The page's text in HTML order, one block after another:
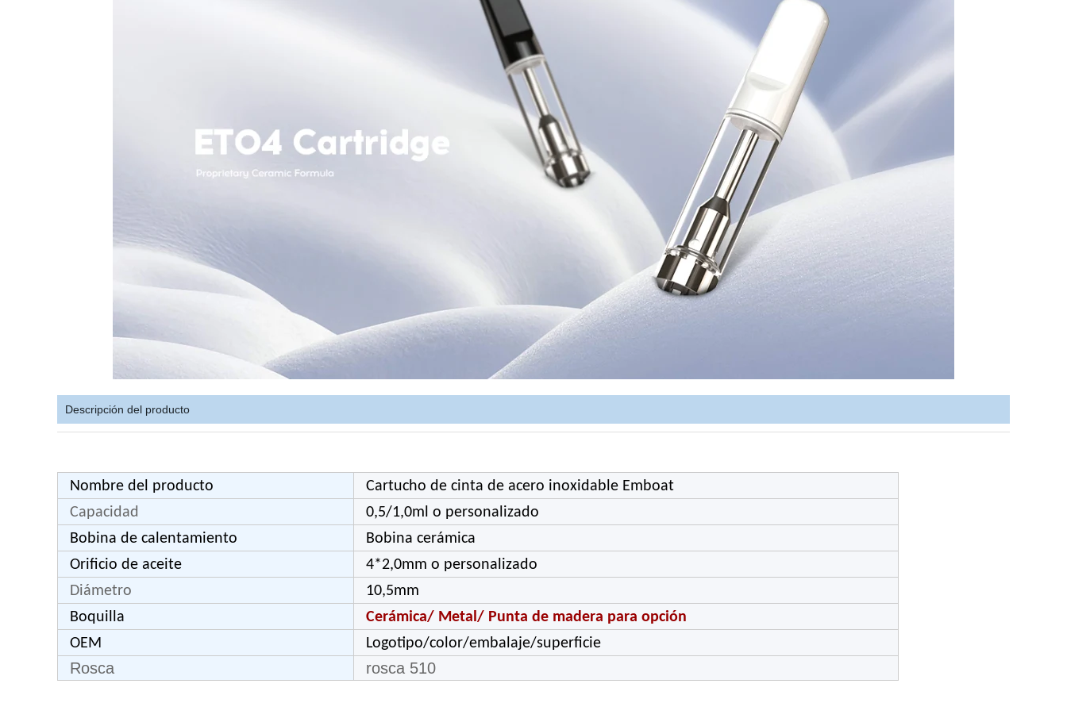
Descripción del producto
Nombre del producto
Cartucho de cinta de acero inoxidable Emboat
Capacidad
0,5/1,0ml o personalizado
Bobina de calentamiento
Bobina cerámica
Orificio de aceite
4*2,0mm o personalizado
Diámetro
10,5mm
Boquilla
Cerámica/ Metal/ Punta de madera para opción
OEM
Logotipo/color/embalaje/superficie
Rosca rosca 510